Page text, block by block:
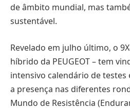
de âmbito mundial, mas
sustentável.
Revelado em julho último, o
híbrido da PEUGEOT – tem
intensivo calendário de testes
a presença nas diferentes
Mundo de Resistência